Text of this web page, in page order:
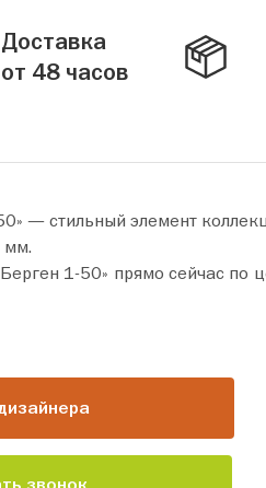
Доставка
от 48 часов
— стильный элемент
мм.
от 24 390 руб. Добавьте товар в корзину и оформите